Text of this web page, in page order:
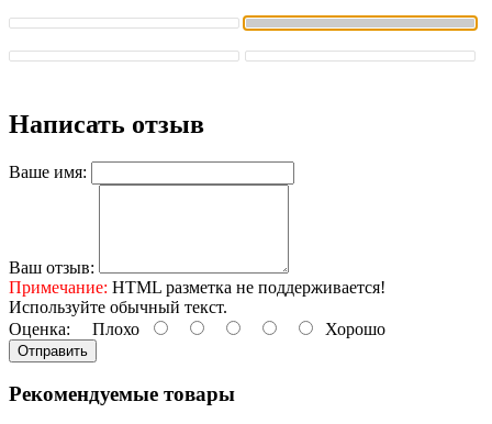
Написать отзыв
Ваше имя:
Ваш отзыв:
Примечание: HTML разметка не поддерживается!
Используйте обычный текст.
Оценка: Плохо Хорошо
Отправить
Рекомендуемые товары